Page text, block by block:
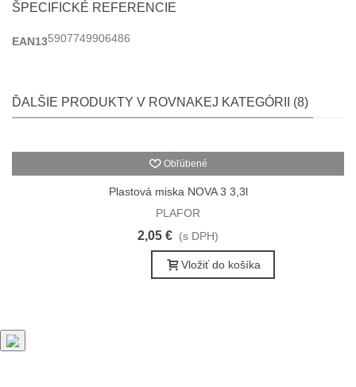
ŠPECIFICKÉ REFERENCIE
EAN135907749906486
ĎALŠIE PRODUKTY V ROVNAKEJ KATEGÓRII (8)
Obľúbené
Plastová miska NOVA 3 3,3l
PLAFOR
2,05 € (s DPH)
Vložiť do košíka